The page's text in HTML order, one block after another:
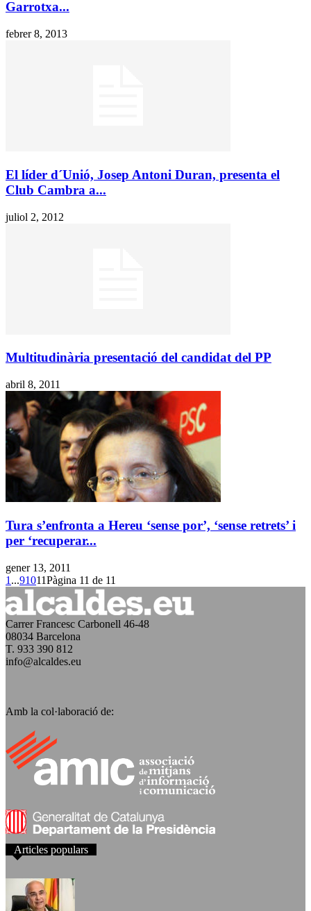
Garrotxa...
febrer 8, 2013
El líder d´Unió, Josep Antoni Duran, presenta el
Club Cambra a...
juliol 2, 2012
Multitudinària presentació del candidat del PP
abril 8, 2011
Tura s’enfronta a Hereu ‘sense por’, ‘sense retrets’ i
per ‘recuperar...
gener 13, 2011
1 ...91011Pàgina 11 de 11
Carrer Francesc Carbonell 46-48
08034 Barcelona
T. 933 390 812
info@alcaldes.eu
Amb la col·laboració de:
Articles populars